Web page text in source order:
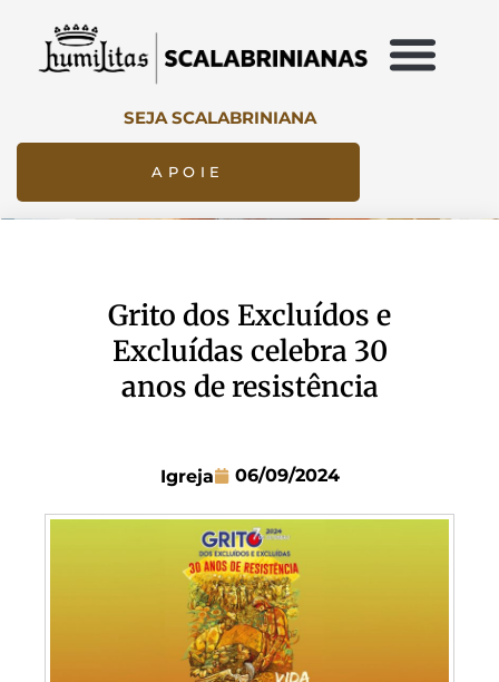
SEJA SCALABRINIANA
APOIE
Grito dos Excluídos e
Excluídas celebra 30
anos de resistência
Igreja 06/09/2024